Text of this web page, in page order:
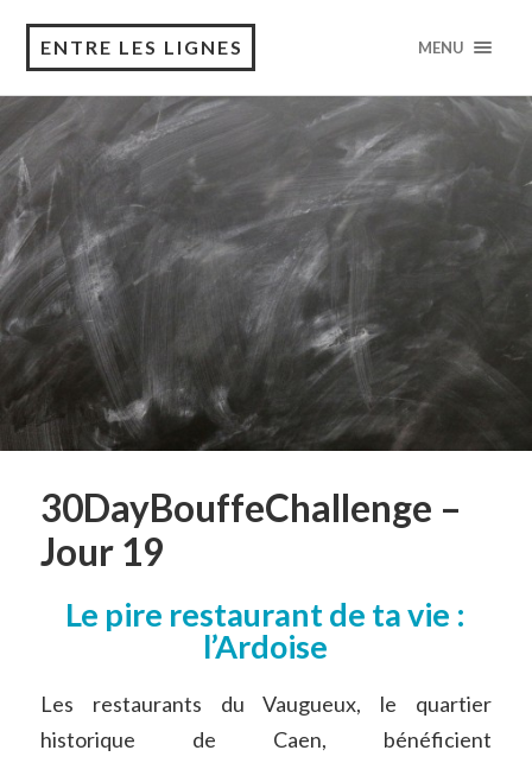
ENTRE LES LIGNES MENU
30DayBouffeChallenge –
Jour 19
Le pire restaurant de ta vie :
l’Ardoise
Les restaurants du Vaugueux, le quartier
historique de Caen, bénéficient